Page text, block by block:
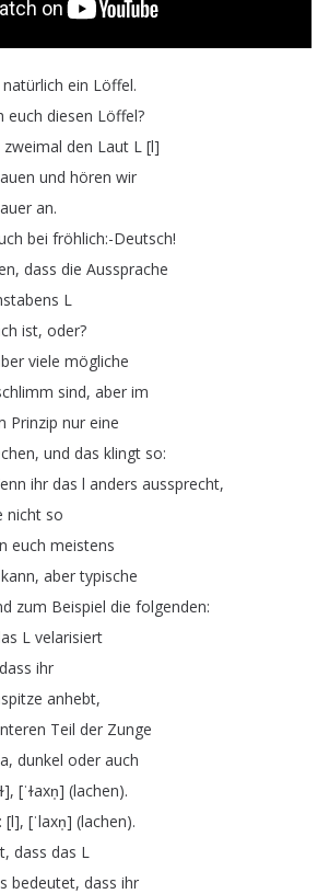
natürlich ein Löffel.
euch diesen Löffel?
zweimal den Laut L [l]
und hören wir
an.
bei fröhlich:-Deutsch!
, dass die Aussprache
L
ist, oder?
viele mögliche
sind, aber im
Prinzip nur eine
, und das klingt so:
ihr das l anders aussprecht,
nicht so
euch meistens
kann, aber typische
zum Beispiel die folgenden:
L velarisiert
dass ihr
anhebt,
Teil der Zunge
, dunkel oder auch
ɫ], [ˈɫaxn̩] (lachen).
: [l], [ˈlaxn̩] (lachen).
, dass das L
bedeutet, dass ihr